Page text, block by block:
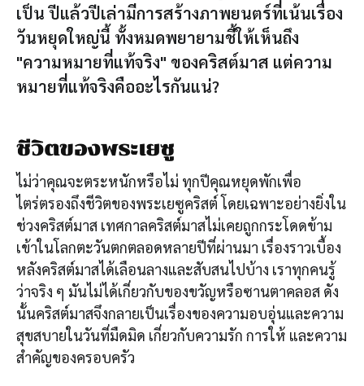
เป็น ปีแล้วปีเล่ามีการสร้างภาพยนตร์ที่เน้นเรื่อง
วันหยุดใหญ่นี้ ทั้งหมดพยายามชี้ให้เห็นถึง
"ความหมายที่แท้จริง" ของคริสต์มาส แต่ความ
หมายที่แท้จริงคืออะไรกันแน่?
ชีวิตของพระเยซู
ไม่ว่าคุณจะตระหนักหรือไม่ ทุกปีคุณหยุดพักเพื่อ
ไตร่ตรองถึงชีวิตของพระเยซูคริสต์ โดยเฉพาะอย่างยิ่งใน
ช่วงคริสต์มาส เทศกาลคริสต์มาสไม่เคยถูกกระโดดข้าม
เข้าในโลกตะวันตกตลอดหลายปีที่ผ่านมา เรื่องราวเบื้อง
หลังคริสต์มาสได้เลือนลางและสับสนไปบ้าง เราทุกคนรู้
ว่าจริง ๆ มันไม่ได้เกี่ยวกับของขวัญหรือซานตาคลอส ดัง
นั้นคริสต์มาสจึงกลายเป็นเรื่องของความอบอุ่นและความ
สุขสบายในวันที่มืดมิด เกี่ยวกับความรัก การให้ และความ
สำคัญของครอบครัว